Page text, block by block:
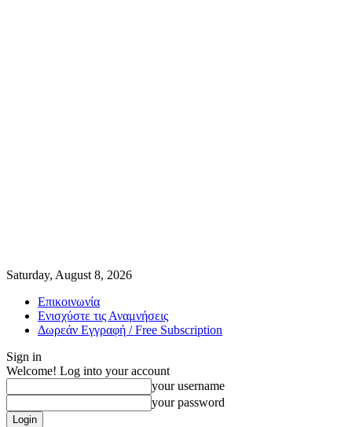
Saturday, August 8, 2026
Επικοινωνία
Ενισχύστε τις Αναμνήσεις
Δωρεάν Εγγραφή / Free Subscription
Sign in
Welcome! Log into your account
your username
your password